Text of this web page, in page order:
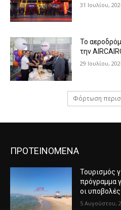
31 Ιουλίου,
Το
την
29 Ιουλίου,
Φόρτωση
ΠΡΟΤΕΙΝΟΜΕΝΑ
Τουρισμός
πρόγραμμα
οι υποβολές
5 Αυγούστου,